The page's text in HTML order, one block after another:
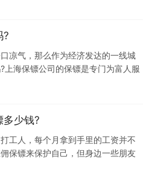
?
凉气，那么作为经济发达的一线城
上海保镖公司的保镖是专门为富人服
多少钱?
工人，每个月拿到手里的工资并不
保镖来保护自己，但身边一些朋友